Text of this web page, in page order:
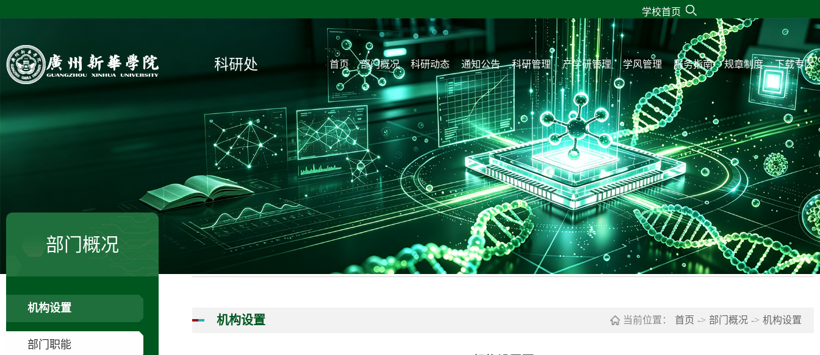
学校首页
科研处 首页 部门概况 科研动态 通知公告 科研管理 产学研管理 学风管理 服务指南 规章制度 下载专区
部门概况
机构设置
部门职能
机构设置 当前位置： 首页 -> 部门概况 -> 机构设置